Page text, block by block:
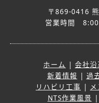
〒869-0416
営業時間
ホーム | 会社
新着情報 | 過
リハビリ工事 |
NTS作業風景 |